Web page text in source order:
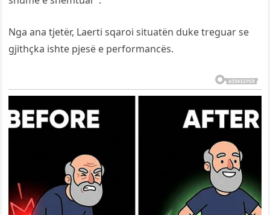
Nga ana tjetër, Laerti sqaroi situatën duke treguar se
gjithçka ishte pjesë e performancës.